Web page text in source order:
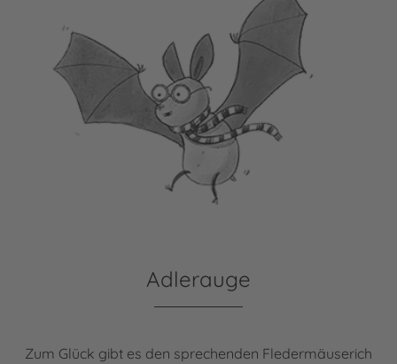
Adlerauge
Zum Glück gibt es den sprechenden Fledermäuserich